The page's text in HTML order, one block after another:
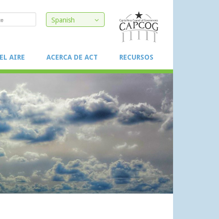
Spanish
AIRE ACERCA DE ACT RECURSOS